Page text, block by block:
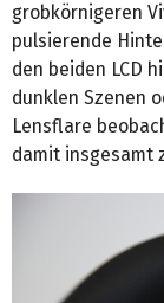
grobkörnigeren
pulsierende
den beiden LCD
dunklen Szenen
Lensflare
damit insgesamt